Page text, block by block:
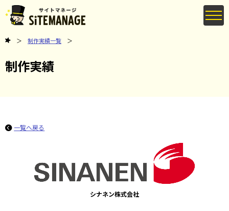
制作実績一覧
制作実績
一覧へ戻る
シナネン株式会社